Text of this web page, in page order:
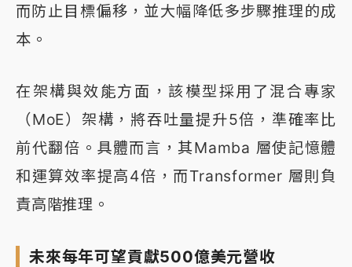
而防止目標偏移，並大幅降低多步驟推理的成
本。
在架構與效能方面，該模型採用了混合專家
（MoE）架構，將吞吐量提升5倍，準確率比
前代翻倍。具體而言，其Mamba 層使記憶體
和運算效率提高4倍，而Transformer 層則負
責高階推理。
未來每年可望貢獻500億美元營收